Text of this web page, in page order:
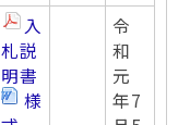
入
札説
明書
様
令
和
元
年7